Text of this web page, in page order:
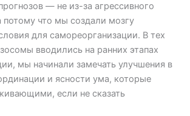
— не из-за агрессивного
потому что мы создали мозгу
для самореорганизации. В тех
вводились на ранних этапах
мы начинали замечать улучшения в
и ясности ума, которые
если не сказать